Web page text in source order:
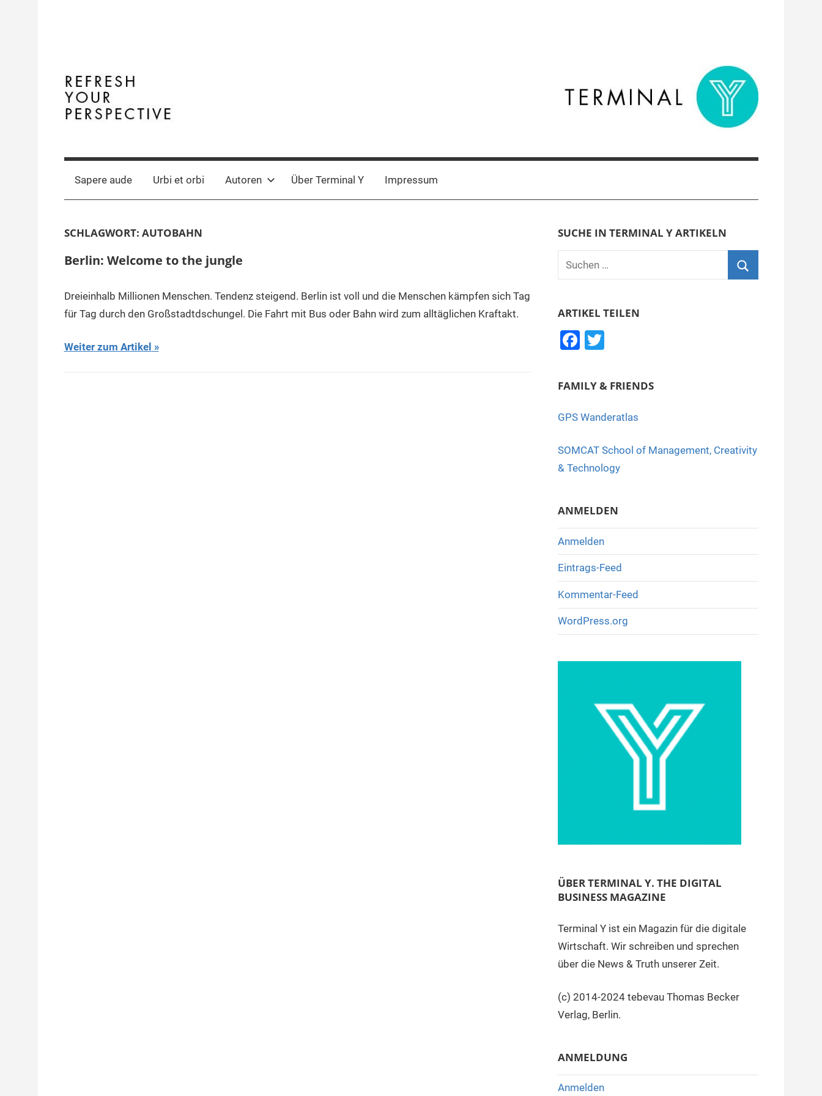
Terminal
Y
Digital
Business
Sapere aude Urbi et orbi Autoren Über Terminal Y Impressum
SCHLAGWORT: AUTOBAHN
Berlin: Welcome to the jungle
Dreieinhalb Millionen Menschen. Tendenz steigend. Berlin ist voll und die Menschen kämpfen sich Tag
für Tag durch den Großstadtdschungel. Die Fahrt mit Bus oder Bahn wird zum alltäglichen Kraftakt.
Weiter zum Artikel
SUCHE IN TERMINAL Y ARTIKELN
Suchen
nach:
ARTIKEL TEILEN
F
c
b
o
k
T
tt
FAMILY & FRIENDS
GPS Wanderatlas
SOMCAT School of Management, Creativity
& Technology
ANMELDEN
Anmelden
Eintrags-Feed
Kommentar-Feed
WordPress.org
ÜBER TERMINAL Y. THE DIGITAL
BUSINESS MAGAZINE
Terminal Y ist ein Magazin für die digitale
Wirtschaft. Wir schreiben und sprechen
über die News & Truth unserer Zeit.
(c) 2014-2024 tebevau Thomas Becker
Verlag, Berlin.
ANMELDUNG
Anmelden